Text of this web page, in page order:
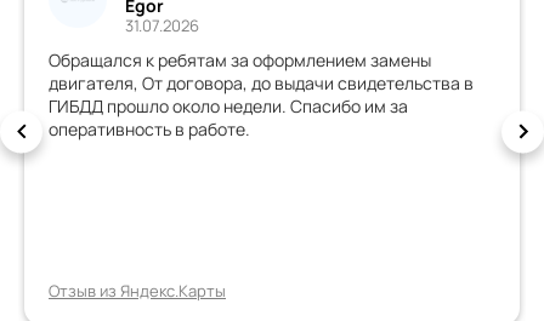
Хорошая организация, всё грамотно обьяснили,
всегда на связи, документы быстро сделали,
внесенными изменениями зарегистрировали с
первого раза. Спасибо, всем рекомендую!!!!!
Отзыв из Яндекс.Карты